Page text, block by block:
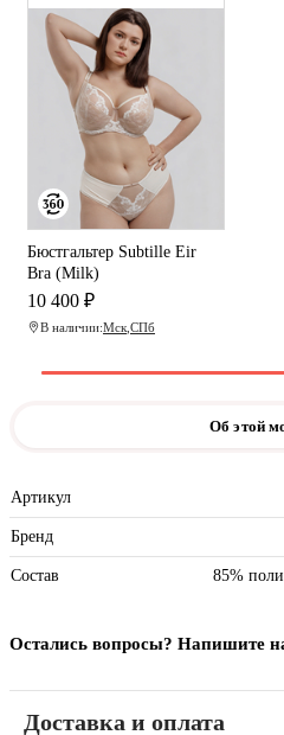
Бюстгальтер Subtille Eir
Bra (Milk)
10 400 ₽
В наличии:Мск СПб
Об этой
Артикул
Бренд
Состав 85%
Остались вопросы? Напишите
Доставка и оплата